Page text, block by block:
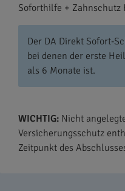
Soforthilfe + Zahnschutz
Der DA Direkt Sofort-
bei denen der erste
als 6 Monate ist.
WICHTIG: Nicht
Versicherungsschutz
Zeitpunkt des